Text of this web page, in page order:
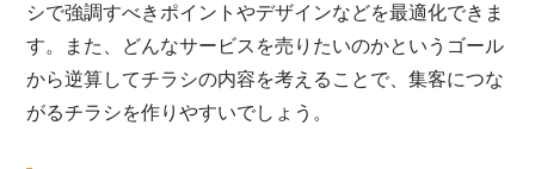
シで強調すべきポイントやデザインなどを最適化できま
す。また、どんなサービスを売りたいのかというゴール
から逆算してチラシの内容を考えることで、集客につな
がるチラシを作りやすいでしょう。